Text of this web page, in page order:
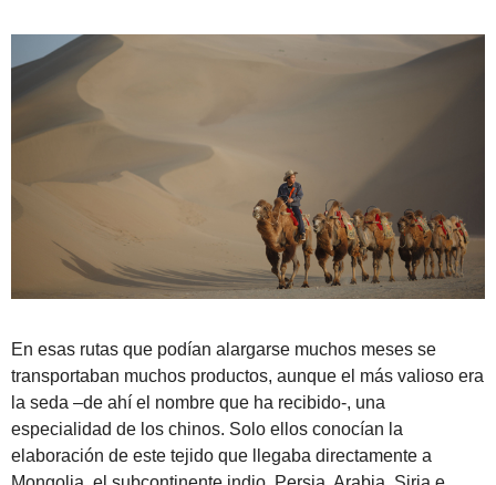
En esas rutas que podían alargarse muchos meses se
transportaban muchos productos, aunque el más valioso era
la seda –de ahí el nombre que ha recibido-, una
especialidad de los chinos. Solo ellos conocían la
elaboración de este tejido que llegaba directamente a